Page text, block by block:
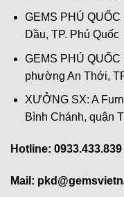
GEMS PHÚ
Dầu, TP. Phú Quốc
GEMS PHÚ QUỐC
phường An Thới,
XƯỞNG SX: A
Bình Chánh, quận
Hotline: 0933.433.839
Mail: